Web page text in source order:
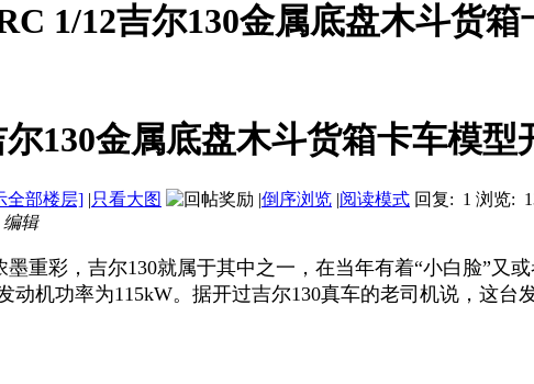
1/12吉尔130金属底盘木斗货
130金属底盘木斗货箱卡车模型
全部楼层] |只看大图 |倒序浏览 |阅读模式 回复: 1 浏览:
编辑
重彩，吉尔130就属于其中之一，在当年有着“小白脸”又
动机功率为115kW。据开过吉尔130真车的老司机说，这台